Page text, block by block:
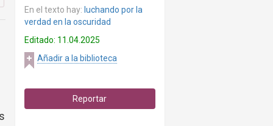
En el texto hay: luchando por la
verdad en la oscuridad
Editado: 11.04.2025
Añadir a la biblioteca
Reportar